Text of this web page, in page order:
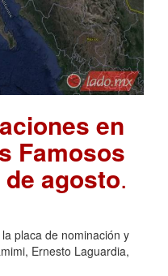
en
Famosos
agosto.
placa de nominación y
Ernesto Laguardia,